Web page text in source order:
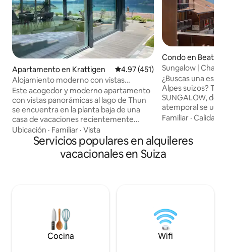
Apartamento en Krattigen Calificación promedio: 4.97 de
4.97 (451)
Alojamiento moderno con vistas
panorámicas al lago de Thun
Este acogedor y moderno apartamento
con vistas panorámicas al lago de Thun
se encuentra en la planta baja de una
casa de vacaciones recientemente
renovada. Se encuentra en una zona
tranquila del pueblo y es el punto de
partida para excursiones a montañas y
lagos. Ideal para 4 personas. Terraza con
minutos a pie), tienda del pueblo, campo
de deportes, rutas de senderismo, Thun,
Spiez, Aeschi, Interlaken, Beatenberg,
Ubicación · Familiar · Vista
Condo en
Sungalow |
vintage-chic
¿Buscas una
Alpes suizos? Te
SUNGALOW,
atemporal se une
moderna. Recién renovado en 2024,
totalmente
espacios de estar
envolvente con
senderismo y una
compartida.
cubierto gratuito,
Familiar ·Calidad-
Servicios populares en alquileres
vacacionales en Suiza
Cocina Wifi